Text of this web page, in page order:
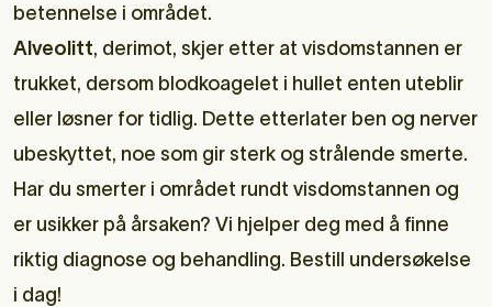
betennelse i området.
Alveolitt, derimot, skjer etter at visdomstannen er
trukket, dersom blodkoagelet i hullet enten uteblir
eller løsner for tidlig. Dette etterlater ben og nerver
ubeskyttet, noe som gir sterk og strålende smerte.
Har du smerter i området rundt visdomstannen og
er usikker på årsaken? Vi hjelper deg med å finne
riktig diagnose og behandling. Bestill undersøkelse
i dag!